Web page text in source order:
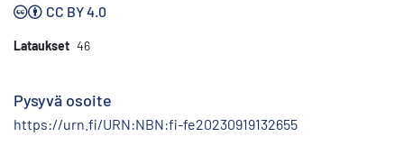
CC BY 4.0
Lataukset 46
Pysyvä osoite
https://urn.fi/URN:NBN:fi-fe20230919132655